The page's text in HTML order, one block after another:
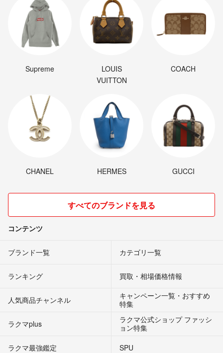
Supreme
LOUIS
VUITTON
COACH
CHANEL HERMES GUCCI
すべてのブランドを見る
コンテンツ
ブランド一覧 カテゴリ一覧
ランキング 買取・相場価格情報
人気商品チャンネル
キャンペーン一覧・おすすめ
特集
ラクマplus
ラクマ公式ショップ ファッシ
ョン特集
ラクマ最強鑑定
SPU